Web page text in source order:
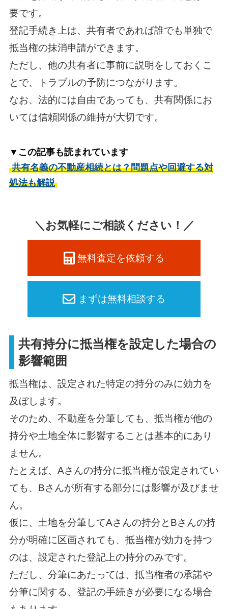
要です。
登記手続き上は、共有者であれば誰でも単独で
抵当権の抹消申請ができます。
ただし、他の共有者に事前に説明をしておくこ
とで、トラブルの予防につながります。
なお、法的には自由であっても、共有関係にお
いては信頼関係の維持が大切です。
▼この記事も読まれています
共有名義の不動産相続とは？問題点や回避する対
処法も解説
＼お気軽にご相談ください！／
無料査定を依頼する
まずは無料相談する
共有持分に抵当権を設定した場合の
影響範囲
抵当権は、設定された特定の持分のみに効力を
及ぼします。
そのため、不動産を分筆しても、抵当権が他の
持分や土地全体に影響することは基本的にあり
ません。
たとえば、Aさんの持分に抵当権が設定されてい
ても、Bさんが所有する部分には影響が及びませ
ん。
仮に、土地を分筆してAさんの持分とBさんの持
分が明確に区画されても、抵当権が効力を持つ
のは、設定された登記上の持分のみです。
ただし、分筆にあたっては、抵当権者の承諾や
分筆に関する、登記の手続きが必要になる場合